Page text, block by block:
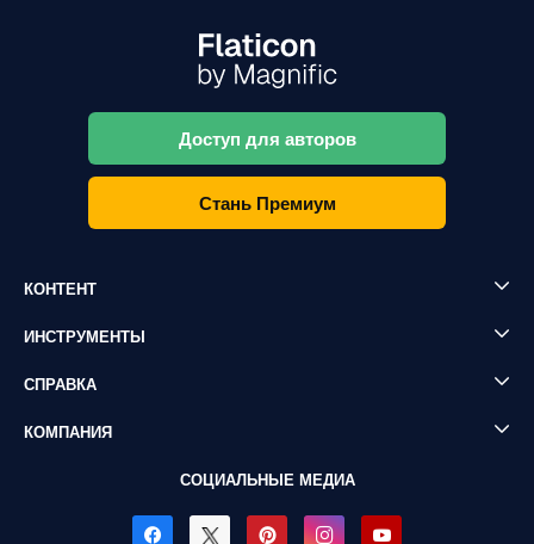
Доступ для авторов
Стань Премиум
КОНТЕНТ
ИНСТРУМЕНТЫ
СПРАВКА
КОМПАНИЯ
СОЦИАЛЬНЫЕ МЕДИА